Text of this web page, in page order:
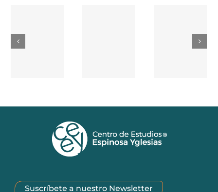
Suscríbete a nuestro Newsletter